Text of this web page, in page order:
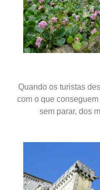
Quando os turistas
com o que
sem parar, dos